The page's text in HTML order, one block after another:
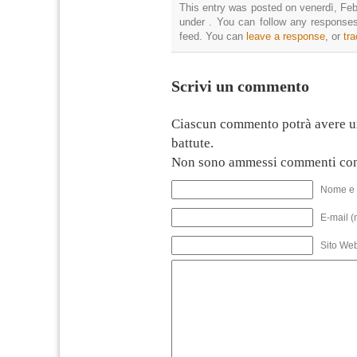
This entry was posted on venerdì,
under . You can follow any
feed. You can leave a response, or
Scrivi un commento
Ciascun commento potrà avere
battute.
Non sono ammessi commenti
Nome
E-mail
Sito